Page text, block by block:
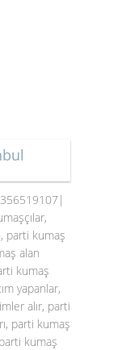
parti kumaş
alan
kumaş
yapanlar,
alır, parti
parti kumaş
kumaş